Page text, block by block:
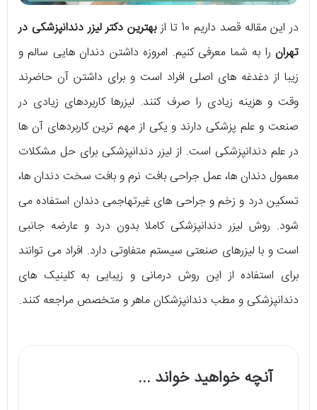
در این مقاله قصد داریم 10 تا از
بهترین دکتر لیزر دندانپزشکی در
تهران را به شما معرفی کنیم. امروزه داشتن دندان هایی سالم و
زیبا از دغدغه های اصلی افراد است و برای داشتن آن حاضرند
وقت و هزینه زیادی را صرف کنند. لیزرها کاربردهای زیادی در
صنعت و علم پزشکی دارند و یکی از مهم ترین کاربردهای آن ها
در علم دندانپزشکی است. از لیزر دندانپزشکی برای حل مشکلات
معمول دندان ها، عمل جراحی بافت نرم و بافت سخت دندان ها،
تسکین درد و زخم و جراحی های غیرتهاجمی دندان استفاده می
شود. روش لیزر دندانپزشکی کاملا بدون درد و عارضه جانبی
است و با لیزرهای صنعتی سیستم متفاوتی دارد. افراد می توانند
برای استفاده از این روش درمانی و زیبایی به کلینیک های
دندانپزشکی و مطب دندانپزشکان ماهر و متخصص مراجعه کنند.
آنچه خواهید خواند ...